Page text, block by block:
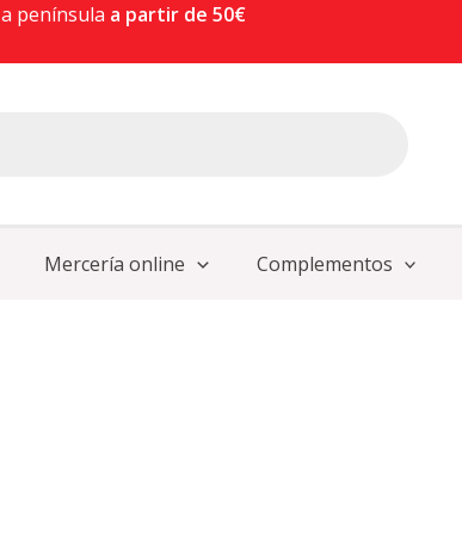
a península a partir de 50€
Mercería online Complementos